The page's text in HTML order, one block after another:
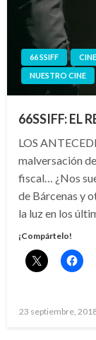
66 SSIFF CINE
NUESTRO CINE
66SSIFF: EL
LOS
malversación
fiscal… ¿Nos
de Bárcenas y
la luz en los
¡Compártelo!
Publicado
23 septiembre,